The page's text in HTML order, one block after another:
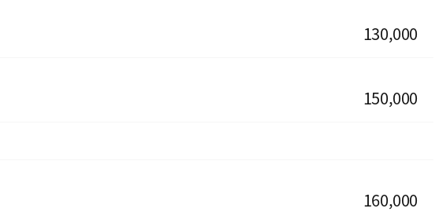
130,000
150,000
160,000